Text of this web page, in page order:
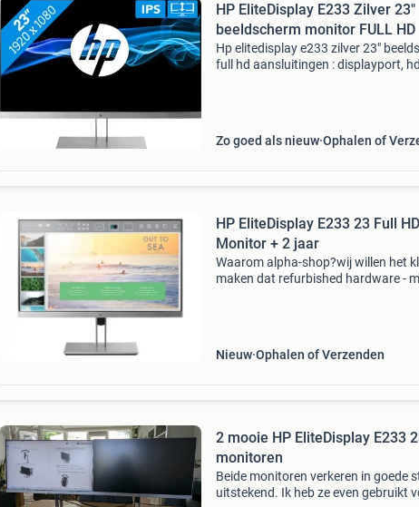
HP EliteDisplay E233 Zilver 23"
beeldscherm monitor FULL HD
Hp elitedisplay e233 zilver 23"
full hd aansluitingen : displayport,
Zo goed als nieuw Ophalen of
HP EliteDisplay E233 23 Full
Monitor + 2 jaar
Waarom alpha-shop?wij willen het
maken dat refurbished hardware -
Nieuw Ophalen of Verzenden
2 mooie HP EliteDisplay E233
monitoren
Beide monitoren verkeren in goede
uitstekend. Ik heb ze even gebruikt